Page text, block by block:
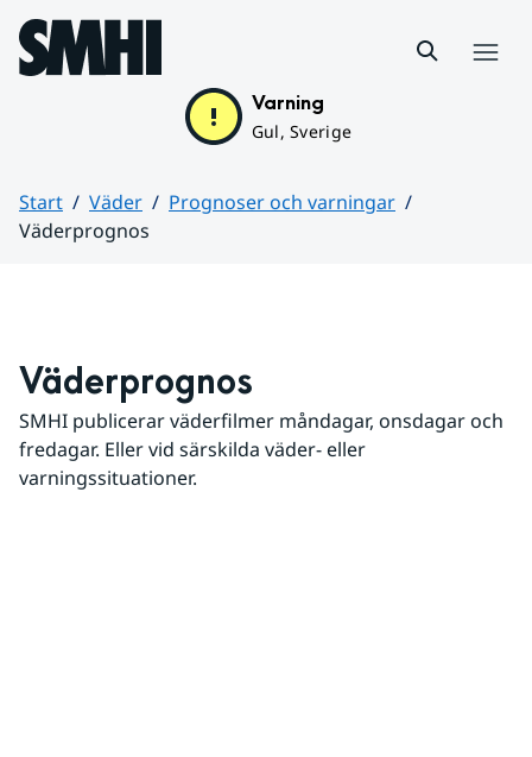
Hoppa till sidans innehåll
Varning
Gul, Sverige
Start Väder
Prognoser och varningar
Väderprognos
Väderprognos
SMHI publicerar väderfilmer måndagar, onsdagar och
fredagar. Eller vid särskilda väder- eller
varningssituationer.